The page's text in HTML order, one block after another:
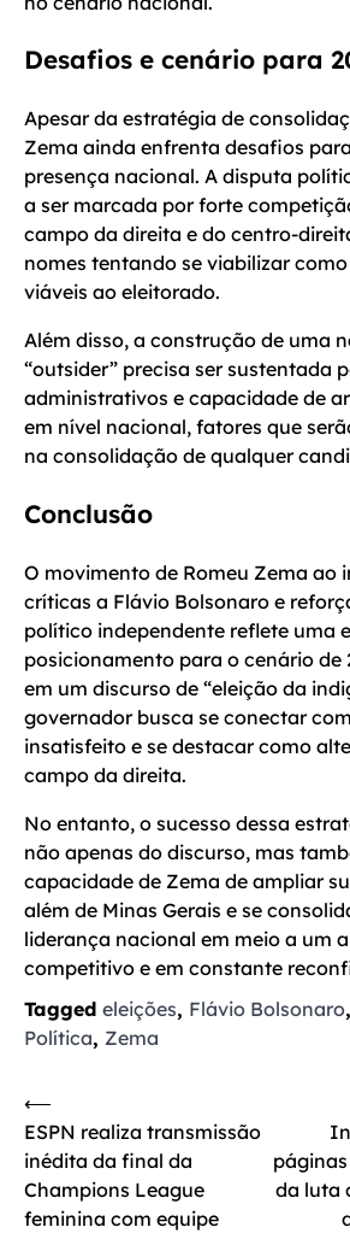
Desafios e cenário para
Apesar da estratégia de
Zema ainda enfrenta desafios
presença nacional. A disputa
a ser marcada por forte
campo da direita e do centro-
nomes tentando se viabilizar
viáveis ao eleitorado.
Além disso, a construção de uma
“outsider” precisa ser sustentada
administrativos e capacidade de
em nível nacional, fatores que
na consolidação de qualquer
Conclusão
O movimento de Romeu Zema ao
críticas a Flávio Bolsonaro e
político independente reflete uma
posicionamento para o cenário de
em um discurso de “eleição da
governador busca se conectar
insatisfeito e se destacar como
campo da direita.
No entanto, o sucesso dessa
não apenas do discurso, mas
capacidade de Zema de ampliar
além de Minas Gerais e se
liderança nacional em meio a um
competitivo e em constante
Tagged eleições, Flávio Bolsonaro,
Política, Zema
Navegação
de
Post
⟵
ESPN realiza transmissão
inédita da final da
Champions League
feminina com equipe
da luta